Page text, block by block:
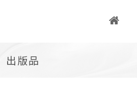
出版品